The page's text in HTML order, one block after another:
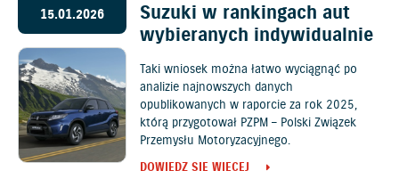
15.01.2026
Suzuki w rankingach aut
wybieranych indywidualnie
Taki wniosek można łatwo wyciągnąć po
analizie najnowszych danych
opublikowanych w raporcie za rok 2025,
którą przygotował PZPM – Polski Związek
Przemysłu Motoryzacyjnego.
DOWIEDZ SIĘ WIĘCEJ